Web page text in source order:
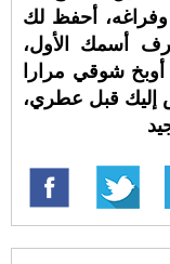
أحفظ لك
أسمك الأول،
شوقي مرارا
إليك قبل عطري،